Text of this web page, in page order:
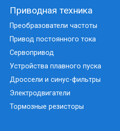
Приводная техника
Преобразователи частоты
Привод постоянного тока
Сервопривод
Устройства плавного пуска
Дроссели и синус-фильтры
Электродвигатели
Тормозные резисторы